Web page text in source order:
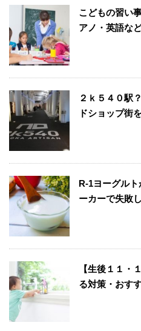
こどもの習い
アノ・英語な
２ｋ５４０駅
ドショップ街
R-1ヨーグル
ーカーで失敗
【生後１１・
る対策・おす